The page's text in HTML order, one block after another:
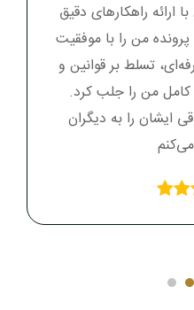
ارائه راهکارهای دقیق
من را با موفقیت
تسلط بر قوانین و
کامل من را جلب کرد.
را به دیگران